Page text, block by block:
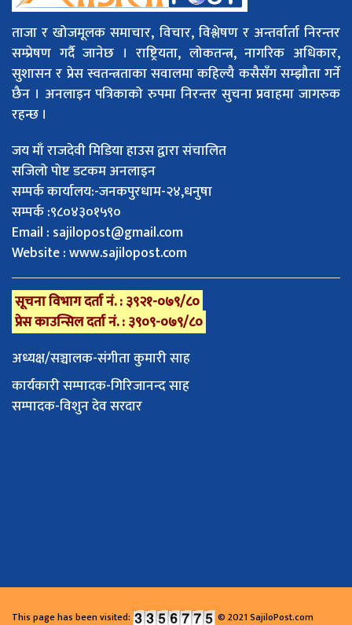
ताजा र खोजमूलक समाचार, विचार, विश्लेषण र अन्तर्वार्ता निरन्तर
सम्प्रेषण गर्दै जानेछ । राष्ट्रियता, लोकतन्त्र, नागरिक अधिकार,
सुशासन र प्रेस स्वतन्त्रताका सवालमा कहिल्यै कसैसँग सम्झौता गर्ने
छैन । अनलाइन पत्रिकाको रुपमा निरन्तर सुचना प्रवाहमा जागरुक
रहन्छ ।
जय माँ राजदेवी मिडिया हाउस द्वारा संचालित
सजिलो पोष्ट डटकम अनलाइन
सम्पर्क कार्यालय:-जनकपुरधाम-२४,धनुषा
सम्पर्क :९८०४३०१५९०
Email : sajilopost@gmail.com
Website : www.sajilopost.com
सूचना विभाग दर्ता नं. : ३९२१-०७९/८०
प्रेस काउन्सिल दर्ता नं. : ३९०९-०७९/८०
अध्यक्ष/सञ्चालक-संगीता कुमारी साह
कार्यकारी सम्पादक-गिरिजानन्द साह
सम्पादक-विशुन देव सरदार
This page has been visited: © 2021 SajiloPost.com